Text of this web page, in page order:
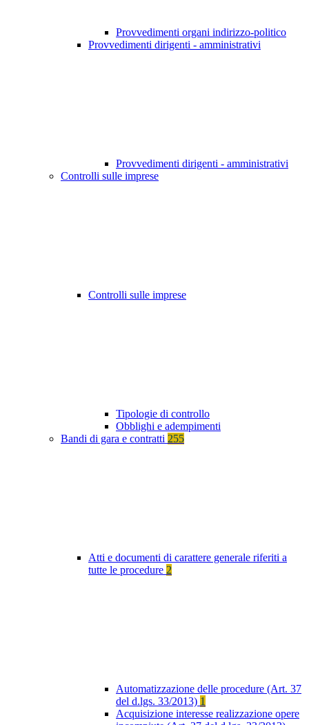
Provvedimenti organi indirizzo-politico
Provvedimenti dirigenti - amministrativi
Provvedimenti dirigenti - amministrativi
Controlli sulle imprese
Controlli sulle imprese
Tipologie di controllo
Obblighi e adempimenti
Bandi di gara e contratti 255
Atti e documenti di carattere generale riferiti a
tutte le procedure 2
Automatizzazione delle procedure (Art. 37
del d.lgs. 33/2013) 1
Acquisizione interesse realizzazione opere